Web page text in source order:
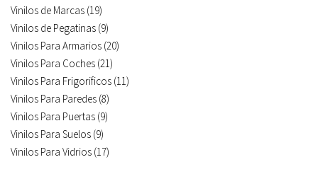
Vinilos de Marcas (19)
Vinilos de Pegatinas (9)
Vinilos Para Armarios (20)
Vinilos Para Coches (21)
Vinilos Para Frigorificos (11)
Vinilos Para Paredes (8)
Vinilos Para Puertas (9)
Vinilos Para Suelos (9)
Vinilos Para Vidrios (17)